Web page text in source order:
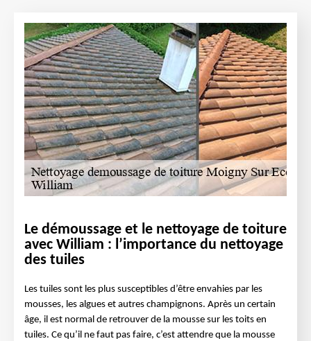
Le démoussage et le nettoyage de toiture
avec William : l’importance du nettoyage
des tuiles
Les tuiles sont les plus susceptibles d’être envahies par les
mousses, les algues et autres champignons. Après un certain
âge, il est normal de retrouver de la mousse sur les toits en
tuiles. Ce qu’il ne faut pas faire, c’est attendre que la mousse